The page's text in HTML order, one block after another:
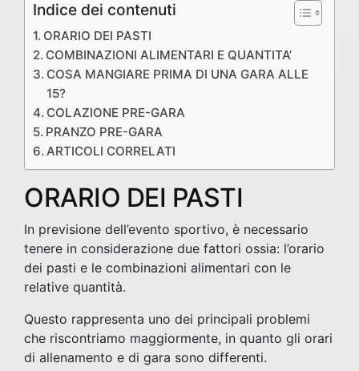
Indice dei contenuti
ORARIO DEI PASTI
COMBINAZIONI ALIMENTARI E QUANTITA’
COSA MANGIARE PRIMA DI UNA GARA ALLE
15?
COLAZIONE PRE-GARA
PRANZO PRE-GARA
ARTICOLI CORRELATI
ORARIO DEI PASTI
In previsione dell’evento sportivo, è necessario
tenere in considerazione due fattori ossia: l’orario
dei pasti e le combinazioni alimentari con le
relative quantità.
Questo rappresenta uno dei principali problemi
che riscontriamo maggiormente, in quanto gli orari
di allenamento e di gara sono differenti.